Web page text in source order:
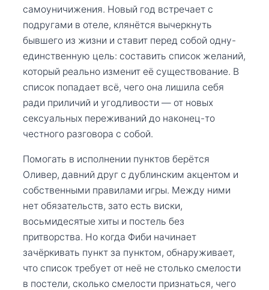
самоуничижения. Новый год встречает с
подругами в отеле, клянётся вычеркнуть
бывшего из жизни и ставит перед собой одну-
единственную цель: составить список желаний,
который реально изменит её существование. В
список попадает всё, чего она лишила себя
ради приличий и угодливости — от новых
сексуальных переживаний до наконец-то
честного разговора с собой.
Помогать в исполнении пунктов берётся
Оливер, давний друг с дублинским акцентом и
собственными правилами игры. Между ними
нет обязательств, зато есть виски,
восьмидесятые хиты и постель без
притворства. Но когда Фиби начинает
зачёркивать пункт за пунктом, обнаруживает,
что список требует от неё не столько смелости
в постели, сколько смелости признаться, чего